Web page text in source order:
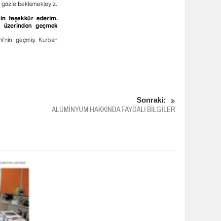
Sonraki:
ALÜMİNYUM HAKKINDA FAYDALI BİLGİLER